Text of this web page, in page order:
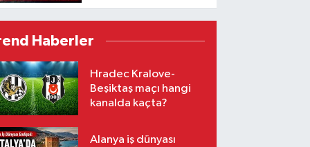
planlı elektrik kesintisi
Haberler
Hradec Kralove-
Beşiktaş maçı hangi
kanalda kaçta?
Alanya iş dünyası